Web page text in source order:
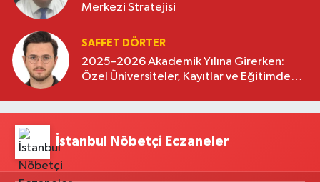
Merkezi Stratejisi
SAFFET DÖRTER
2025–2026 Akademik Yılına Girerken:
Özel Üniversiteler, Kayıtlar ve Eğitimde
İstanbul Nöbetçi Eczaneler